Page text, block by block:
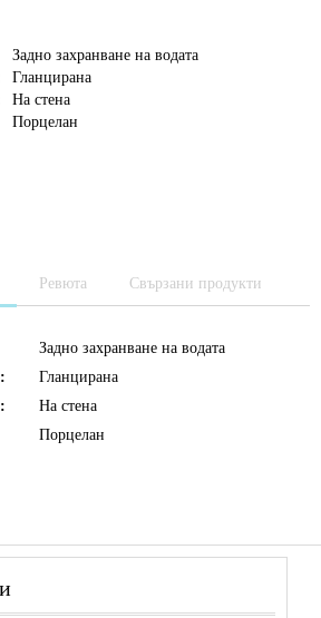
Задно захранване на водата
Гланцирана
На стена
Порцелан
Ревюта Свързани продукти
Задно захранване на водата
Гланцирана
На стена
Порцелан